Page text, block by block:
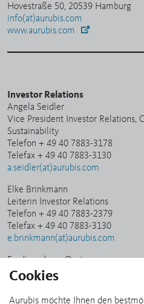
Cookies
Aurubis möchte Ihnen den
Hovestraße 50, 20539 Hamburg
info(at)aurubis.com
www.aurubis.com
Investor Relations
Angela Seidler
Vice President Investor Relations,
Sustainability
Telefon + 49 40 7883-3178
Telefax + 49 40 7883-3130
a.seidler(at)aurubis.com
Elke Brinkmann
Leiterin Investor Relations
Telefon + 49 40 7883-2379
Telefax + 49 40 7883-3130
e.brinkmann(at)aurubis.com
Ferdinand von Oertzen
Specialist Investor Relations
Telefax + 49 40 7883-3130